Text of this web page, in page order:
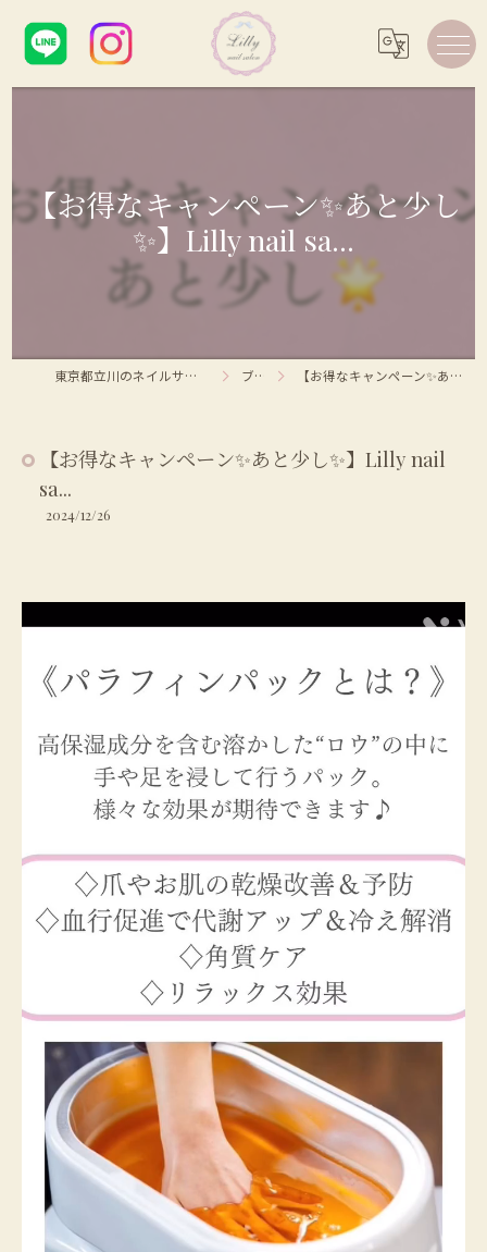
【お得なキャンペーン✨あと少し
✨】Lilly nail sa...
東京都立川のネイルサロンならLilly nail salon ブログ 【お得なキャンペーン✨あと少し✨】Lilly nail sa...
【お得なキャンペーン✨あと少し✨】Lilly nail
sa...
2024/12/26